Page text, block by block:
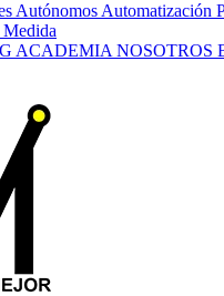
Autónomos Automatización
Medida
ACADEMIA NOSOTROS